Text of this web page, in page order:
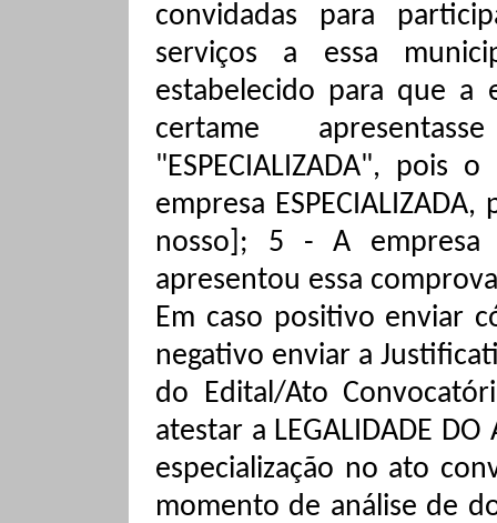
convidadas para
serviços a essa
estabelecido para que a
certame
"ESPECIALIZADA", pois
empresa
nosso]; 5 - A empresa
apresentou essa
Em caso positivo enviar
negativo enviar a
do Edital/Ato
atestar a LEGALIDADE
especialização no ato
momento de análise de